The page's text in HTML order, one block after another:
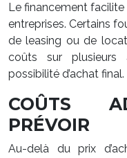
Le financement facilite
entreprises. Certains
de leasing ou de
coûts sur plusieurs
possibilité d’achat final.
COÛTS
PRÉVOIR
Au-delà du prix